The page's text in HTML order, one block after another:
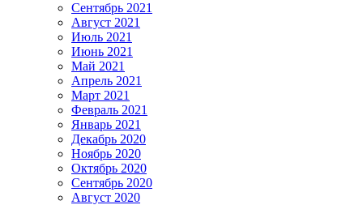
Сентябрь 2021
Август 2021
Июль 2021
Июнь 2021
Май 2021
Апрель 2021
Март 2021
Февраль 2021
Январь 2021
Декабрь 2020
Ноябрь 2020
Октябрь 2020
Сентябрь 2020
Август 2020